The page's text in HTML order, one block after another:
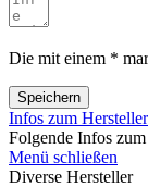
Die mit einem *
Speichern
Infos zum Hersteller
Folgende Infos
Menü schließen
Diverse Hersteller